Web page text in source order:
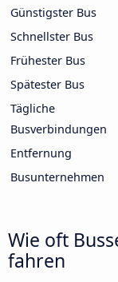
Günstigster Bus
Schnellster Bus
Frühester Bus
Spätester Bus
Tägliche
Busverbindungen
Entfernung
Busunternehmen
Wie oft
fahren